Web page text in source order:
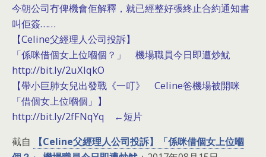
今朝公司冇俾機會佢解釋，就已經整好張終止合約通知書
叫佢簽……
【Celine父經理人公司投訴】
「係咪借個女上位嗰個？」 機場職員今日即遭炒魷
http://bit.ly/2uXlqkO
【帶小巨肺女兒出發戰《一叮》 Celine爸機場被開咪
「借個女上位嗰個」】
http://bit.ly/2fFNqYq ←短片
截自
【Celine父經理人公司投訴】「係咪借個女上位嗰